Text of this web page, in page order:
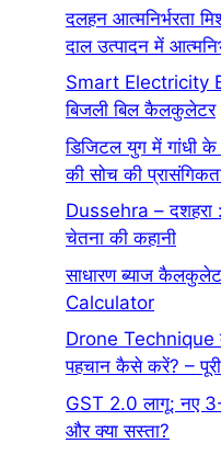
दलहन आत्मनिर्भरता
दाल उत्पादन में
Smart Electricity
बिजली बिल कैलकुलेटर
डिजिटल युग में गांधी के
की सोच की
Dussehra – दशहरा
चेतना की कहानी
साधारण ब्याज
Calculator
Drone Technique
पहचान कैसे करें? – पूरी
GST 2.0 लागू: नए
और क्या सस्ता?